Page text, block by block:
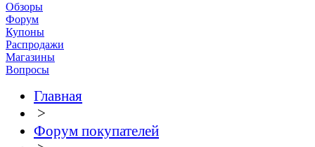
Обзоры
Форум
Купоны
Распродажи
Магазины
Вопросы
Главная
>
Форум покупателей